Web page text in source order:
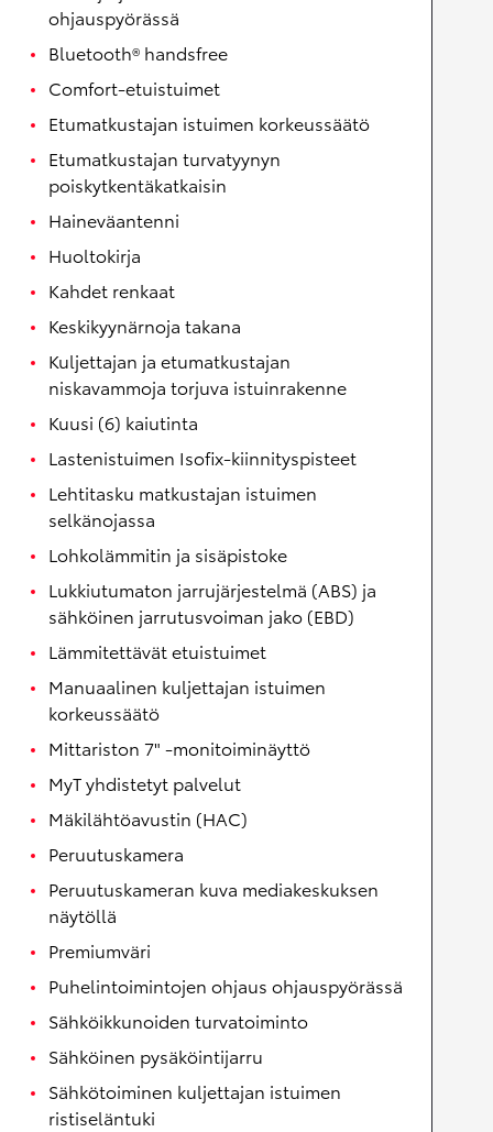
ohjauspyörässä
Bluetooth® handsfree
Comfort-etuistuimet
Etumatkustajan istuimen korkeussäätö
Etumatkustajan turvatyynyn
poiskytkentäkatkaisin
Haineväantenni
Huoltokirja
Kahdet renkaat
Keskikyynärnoja takana
Kuljettajan ja etumatkustajan
niskavammoja torjuva istuinrakenne
Kuusi (6) kaiutinta
Lastenistuimen Isofix-kiinnityspisteet
Lehtitasku matkustajan istuimen
selkänojassa
Lohkolämmitin ja sisäpistoke
Lukkiutumaton jarrujärjestelmä (ABS) ja
sähköinen jarrutusvoiman jako (EBD)
Lämmitettävät etuistuimet
Manuaalinen kuljettajan istuimen
korkeussäätö
Mittariston 7" -monitoiminäyttö
MyT yhdistetyt palvelut
Mäkilähtöavustin (HAC)
Peruutuskamera
Peruutuskameran kuva mediakeskuksen
näytöllä
Premiumväri
Puhelintoimintojen ohjaus ohjauspyörässä
Sähköikkunoiden turvatoiminto
Sähköinen pysäköintijarru
Sähkötoiminen kuljettajan istuimen
ristiseläntuki